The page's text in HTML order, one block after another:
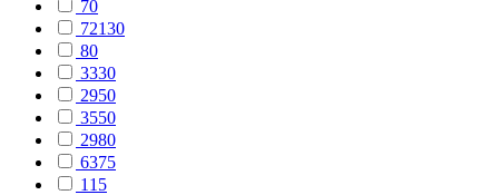
70
72130
80
3330
2950
3550
2980
6375
115